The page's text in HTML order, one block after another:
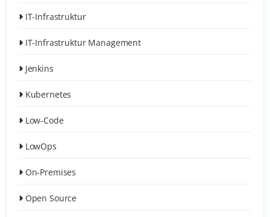
IT-Infrastruktur
IT-Infrastruktur Management
Jenkins
Kubernetes
Low-Code
LowOps
On-Premises
Open Source